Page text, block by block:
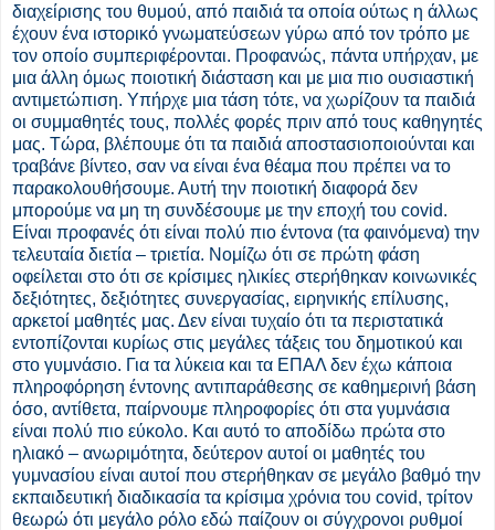
διαχείρισης του θυμού, από παιδιά τα οποία ούτως η άλλως
έχουν ένα ιστορικό γνωματεύσεων γύρω από τον τρόπο με
τον οποίο συμπεριφέρονται. Προφανώς, πάντα υπήρχαν, με
μια άλλη όμως ποιοτική διάσταση και με μια πιο ουσιαστική
αντιμετώπιση. Υπήρχε μια τάση τότε, να χωρίζουν τα παιδιά
οι συμμαθητές τους, πολλές φορές πριν από τους καθηγητές
μας. Τώρα, βλέπουμε ότι τα παιδιά αποστασιοποιούνται και
τραβάνε βίντεο, σαν να είναι ένα θέαμα που πρέπει να το
παρακολουθήσουμε. Αυτή την ποιοτική διαφορά δεν
μπορούμε να μη τη συνδέσουμε με την εποχή του covid.
Είναι προφανές ότι είναι πολύ πιο έντονα (τα φαινόμενα) την
τελευταία διετία – τριετία. Νομίζω ότι σε πρώτη φάση
οφείλεται στο ότι σε κρίσιμες ηλικίες στερήθηκαν κοινωνικές
δεξιότητες, δεξιότητες συνεργασίας, ειρηνικής επίλυσης,
αρκετοί μαθητές μας. Δεν είναι τυχαίο ότι τα περιστατικά
εντοπίζονται κυρίως στις μεγάλες τάξεις του δημοτικού και
στο γυμνάσιο. Για τα λύκεια και τα ΕΠΑΛ δεν έχω κάποια
πληροφόρηση έντονης αντιπαράθεσης σε καθημερινή βάση
όσο, αντίθετα, παίρνουμε πληροφορίες ότι στα γυμνάσια
είναι πολύ πιο εύκολο. Και αυτό το αποδίδω πρώτα στο
ηλιακό – ανωριμότητα, δεύτερον αυτοί οι μαθητές του
γυμνασίου είναι αυτοί που στερήθηκαν σε μεγάλο βαθμό την
εκπαιδευτική διαδικασία τα κρίσιμα χρόνια του covid, τρίτον
θεωρώ ότι μεγάλο ρόλο εδώ παίζουν οι σύγχρονοι ρυθμοί